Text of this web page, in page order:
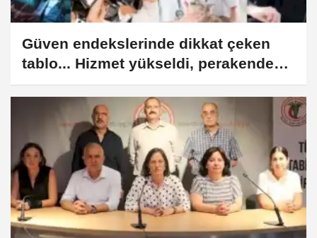
Güven endekslerinde dikkat çeken
tablo... Hizmet yükseldi, perakende
geriledi